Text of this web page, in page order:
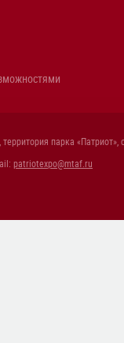
парка «Патриот»,
patriotexpo@mtaf.ru